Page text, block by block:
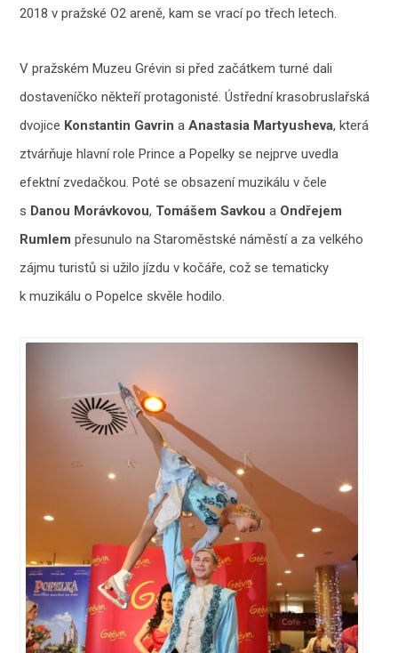
2018 v pražské O2 areně, kam se vrací po třech letech.
V pražském Muzeu Grévin si před začátkem turné dali
dostaveníčko někteří protagonisté. Ústřední krasobruslařská
dvojice Konstantin Gavrin aAnastasia Martyusheva, která
ztvárňuje hlavní role Prince a Popelky se nejprve uvedla
efektní zvedačkou. Poté se obsazení muzikálu v čele
s Danou Morávkovou, Tomášem Savkou a Ondřejem
Rumlem přesunulo na Staroměstské náměstí a za velkého
zájmu turistů si užilo jízdu v kočáře, což se tematicky
k muzikálu o Popelce skvěle hodilo.